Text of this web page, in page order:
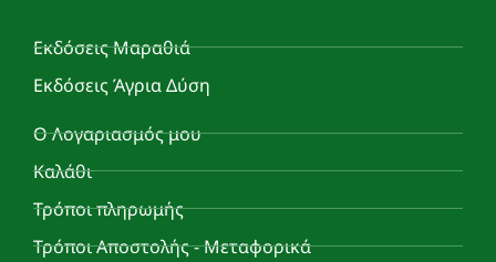
Εκδόσεις Μαραθιά
Εκδόσεις Άγρια Δύση
Ο Λογαριασμός μου
Καλάθι
Τρόποι πληρωμής
Τρόποι Αποστολής - Μεταφορικά